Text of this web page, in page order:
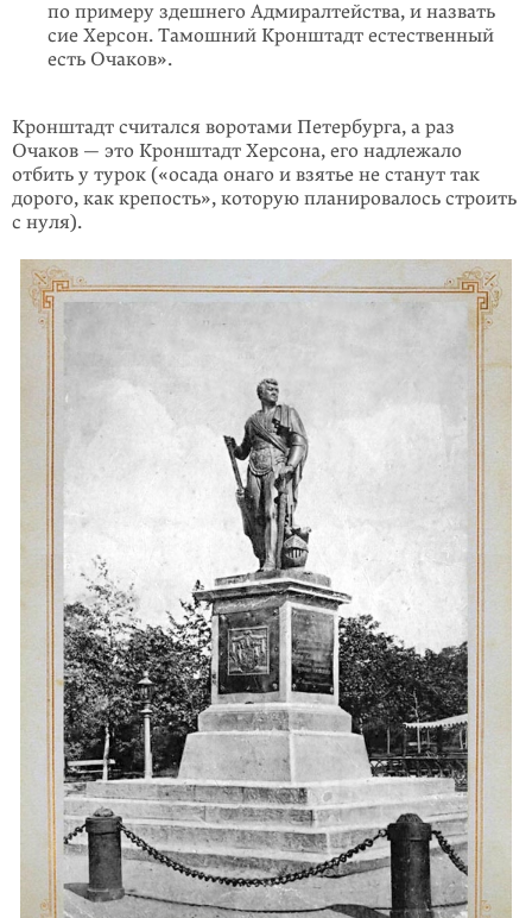
по примеру здешнего Адмиралтейства, и назвать
сие Херсон. Тамошний Кронштадт естественный
есть Очаков».
Кронштадт считался воротами Петербурга, а раз
Очаков — это Кронштадт Херсона, его надлежало
отбить у турок («осада онаго и взятье не станут так
дорого, как крепость», которую планировалось строить
с нуля).